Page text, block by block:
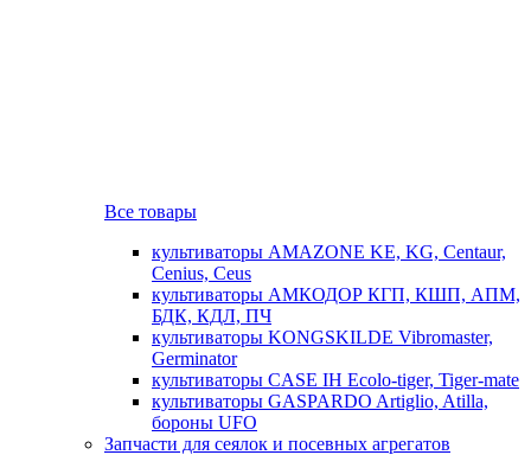
Все товары
культиваторы AMAZONE KE, KG, Centaur,
Cenius, Ceus
культиваторы АМКОДОР КГП, КШП, АПМ,
БДК, КДЛ, ПЧ
культиваторы KONGSKILDE Vibromaster,
Germinator
культиваторы CASE IH Ecolo-tiger, Tiger-mate
культиваторы GASPARDO Artiglio, Atilla,
бороны UFO
Запчасти для сеялок и посевных агрегатов